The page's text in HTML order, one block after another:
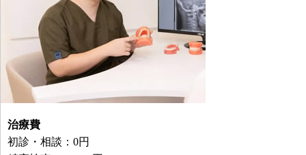
治療費
初診・相談：0円